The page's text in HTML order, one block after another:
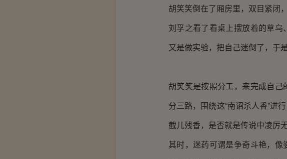
胡笑笑倒在了厢房里，双目紧闭
刘孚之看了看桌上摆放着的草乌
又是做实验，把自己迷倒了，于
胡笑笑是按照分工，来完成自
分三路，围绕这“南诏杀人香”进
截儿残香，是否就是传说中凌厉无
其时，迷药可谓是争奇斗艳，